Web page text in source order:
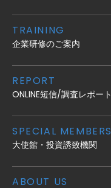
TRAINING
企業研修のご案内
REPORT
ONLINE短信/調査レポート
SPECIAL MEMBERS
大使館・投資誘致機関
ABOUT US